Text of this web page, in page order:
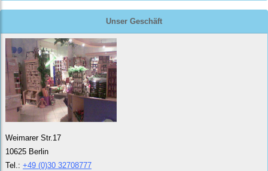
Unser Geschäft
Weimarer Str.17
10625 Berlin
Tel.: +49 (0)30 32708777